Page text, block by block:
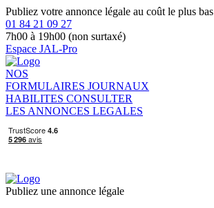
Publiez votre annonce légale au coût le plus bas
01 84 21 09 27
7h00 à 19h00 (non surtaxé)
Espace JAL-Pro
NOS
FORMULAIRES JOURNAUX
HABILITES CONSULTER
LES ANNONCES LEGALES
Publiez une annonce légale